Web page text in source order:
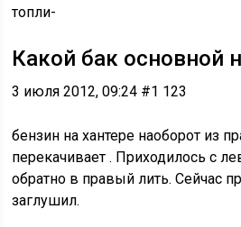
топли-
Какой бак основной
3 июля 2012, 09:24 #1 123
бензин на хантере наоборот из
перекачивает . Приходилось с
обратно в правый лить. Сейчас
заглушил.